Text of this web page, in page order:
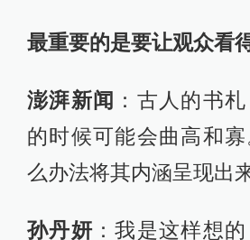
最重要的是要让观众看
澎湃新闻 ：古人的书
的时候可能会曲高和
么办法将其内涵呈现出
孙丹妍：我是这样想